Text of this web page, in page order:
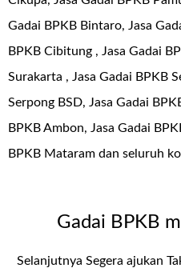
Gadai BPKB Bintaro, Jasa
BPKB Cibitung , Jasa Gadai
Surakarta , Jasa Gadai BPKB
Serpong BSD, Jasa Gadai
BPKB Ambon, Jasa Gadai
BPKB Mataram dan seluruh
Gadai BPKB
Selanjutnya Segera ajukan